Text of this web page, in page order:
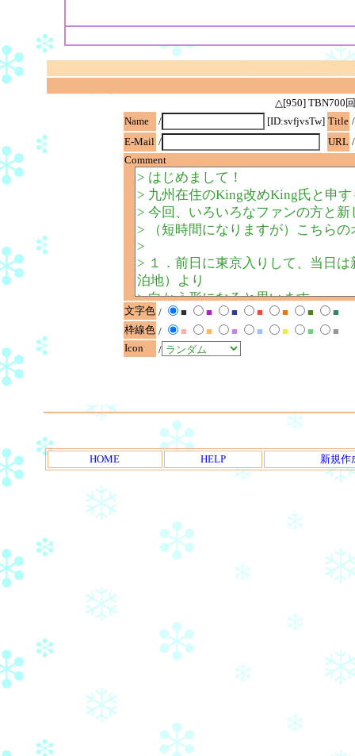
△[950] TBN700
Name
/ [ID:svfjvsTw] Title /
E-Mail / URL /
Comment
文字色 / ■ ■ ■ ■ ■ ■
■
枠線色 / ■ ■ ■ ■ ■ ■
■
Icon
/
HOME HELP 新規作